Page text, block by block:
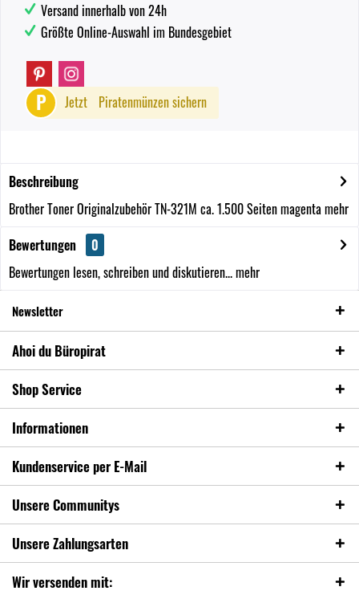
Versand innerhalb von 24h
Größte Online-Auswahl im Bundesgebiet
P Jetzt Piratenmünzen sichern
Beschreibung
Brother Toner Originalzubehör TN-321M ca. 1.500 Seiten magentamehr
Bewertungen
0
Bewertungen lesen, schreiben und diskutieren...mehr
Newsletter
Ahoi du Büropirat
Shop Service
Informationen
Kundenservice per E-Mail
Unsere Communitys
Unsere Zahlungsarten
Wir versenden mit: